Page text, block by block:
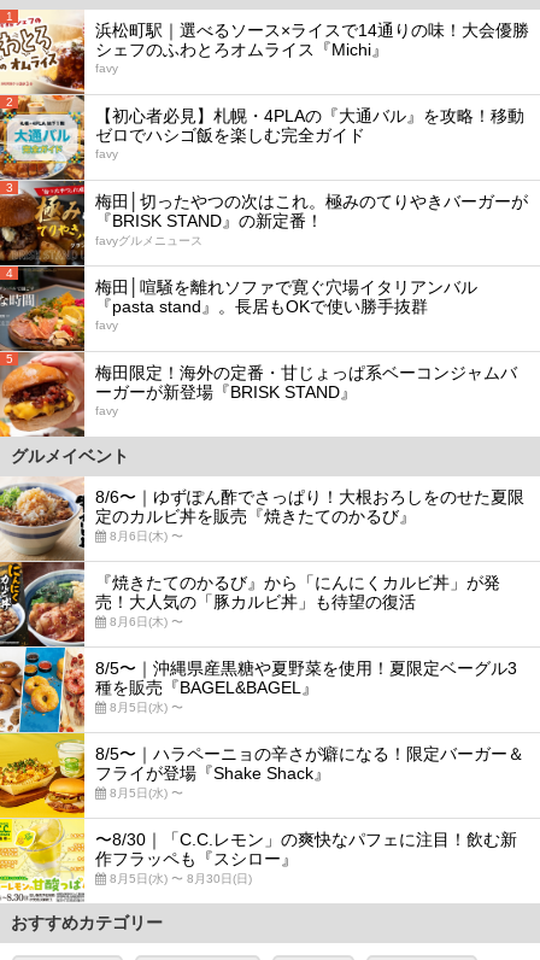
1
浜松町駅｜選べるソース×ライスで14通りの味！大会優勝
シェフのふわとろオムライス『Michi』
favy
2
【初心者必見】札幌・4PLAの『大通バル』を攻略！移動
ゼロでハシゴ飯を楽しむ完全ガイド
favy
3
梅田│切ったやつの次はこれ。極みのてりやきバーガーが
『BRISK STAND』の新定番！
favyグルメニュース
4
梅田│喧騒を離れソファで寛ぐ穴場イタリアンバル
『pasta stand』。長居もOKで使い勝手抜群
favy
5
梅田限定！海外の定番・甘じょっぱ系ベーコンジャムバ
ーガーが新登場『BRISK STAND』
favy
グルメイベント
8/6〜｜ゆずぽん酢でさっぱり！大根おろしをのせた夏限
定のカルビ丼を販売『焼きたてのかるび』
8月6日(木) 〜
『焼きたてのかるび』から「にんにくカルビ丼」が発
売！大人気の「豚カルビ丼」も待望の復活
8月6日(木) 〜
8/5〜｜沖縄県産黒糖や夏野菜を使用！夏限定ベーグル3
種を販売『BAGEL&BAGEL』
8月5日(水) 〜
8/5〜｜ハラペーニョの辛さが癖になる！限定バーガー＆
フライが登場『Shake Shack』
8月5日(水) 〜
〜8/30｜「C.C.レモン」の爽快なパフェに注目！飲む新
作フラッペも『スシロー』
8月5日(水) 〜 8月30日(日)
おすすめカテゴリー